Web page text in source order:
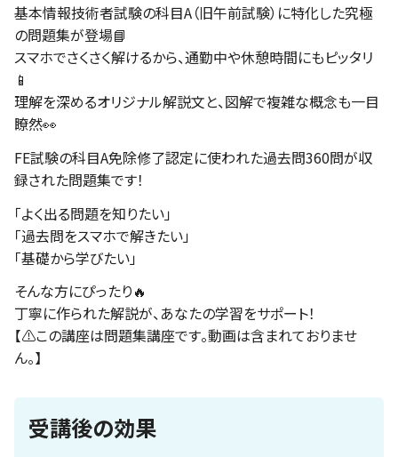
基本情報技術者試験の科目A（旧午前試験）に特化した究極
の問題集が登場📘
スマホでさくさく解けるから、通勤中や休憩時間にもピッタリ
📱
理解を深めるオリジナル解説文と、図解で複雑な概念も一目
瞭然👀
FE試験の科目A免除修了認定に使われた過去問360問が収
録された問題集です！
「よく出る問題を知りたい」
「過去問をスマホで解きたい」
「基礎から学びたい」
そんな方にぴったり🔥
丁寧に作られた解説が、あなたの学習をサポート！
【⚠️この講座は問題集講座です。動画は含まれておりませ
ん。】
受講後の効果